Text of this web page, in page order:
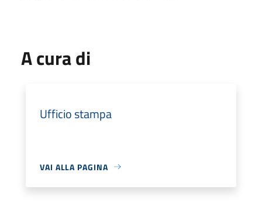
A cura di
Ufficio stampa
VAI ALLA PAGINA